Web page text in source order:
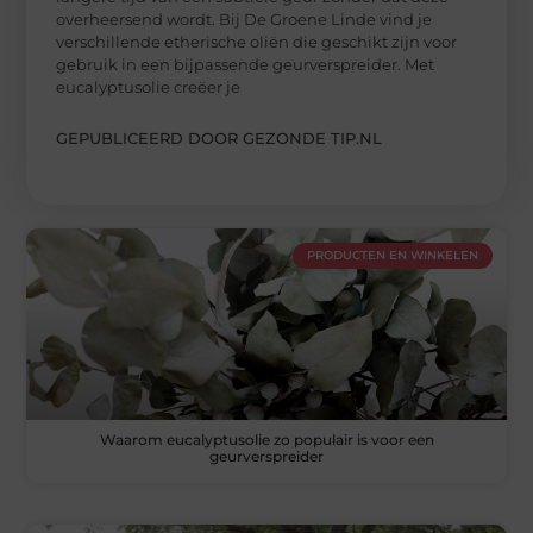
overheersend wordt. Bij De Groene Linde vind je
verschillende etherische oliën die geschikt zijn voor
gebruik in een bijpassende geurverspreider. Met
eucalyptusolie creëer je
GEPUBLICEERD DOOR GEZONDE TIP.NL
PRODUCTEN EN WINKELEN
Waarom eucalyptusolie zo populair is voor een
geurverspreider